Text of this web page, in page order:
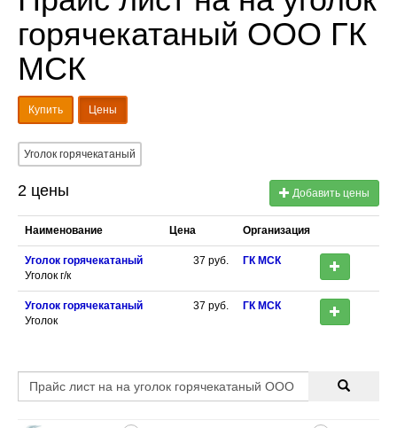
горячекатаный ООО ГК
МСК
Купить Цены
Уголок горячекатаный
2 цены Добавить цены
Наименование Цена Организация
Уголок горячекатаный
Уголок г/к
37 руб. ГК МСК
Уголок горячекатаный
Уголок
37 руб. ГК МСК